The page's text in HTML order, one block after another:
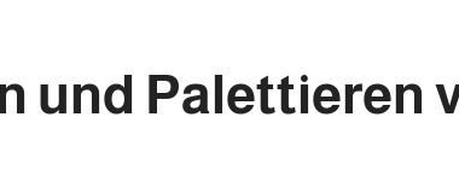
und Palettieren